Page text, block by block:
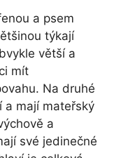
a psem
týkají
větší a
mít
Na druhé
a mají mateřský
a
své jedinečné